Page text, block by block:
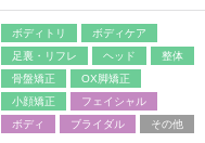
ボディトリ
ボディケア
足裏・リフレ
ヘッド
整体
骨盤矯正
OX脚矯正
小顔矯正
フェイシャル
ボディ
ブライダル その他